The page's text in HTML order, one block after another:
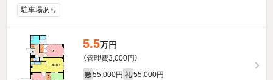
駐車場あり
5.5万円
（管理費3,000円）
敷 55,000円 礼 55,000円